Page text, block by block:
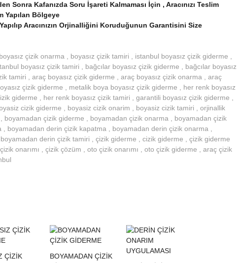
Sonra Kafanızda Soru İşareti Kalmaması İçin , Aracınızı Teslim
Yapılan Bölgeye
Aracınızın Orjinalliğini Koruduğunun Garantisini Size
çizik onarma , boyasız çizik tamiri , istanbul boyasız çizik giderme ,
boyasız çizik tamiri , bağcılar boyasız çizik giderme , bağcılar boyasız
tamiri , araç boyasız çizik giderme , araç boyasız çizik onarma , araç
çizik giderme , metalik boya boyasız çizik giderme , her renk boyasız
giderme , her renk boyasız çizik tamiri , garantili boyasız çizik giderme ,
cizik giderme , boyasiz cizik onarim , boyasiz cizik tamiri , orjinallik
boyamadan çizik giderme , boyamadan çizik onarma , boyamadan çizik
boyamadan derin çizik kapatma , boyamadan derin çizik onarma ,
derin çizik tamiri , çizik giderme , cizik giderme , çizik giderme
onarımı , çizik çözüm , oto çizik onarımı , oto çizik giderme , araç çizik
ÇİZİK
BOYAMADAN ÇİZİK